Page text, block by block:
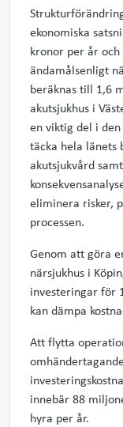
ekonomiska
kronor per år
ändamålsenligt
beräknas till 1,6
akutsjukhus i
en viktig del i
täcka hela länets
akutsjukvård
eliminera risker,
processen.
Genom att göra
närsjukhus i
investeringar för
kan dämpa
Att flytta
innebär 88
hyra per år.